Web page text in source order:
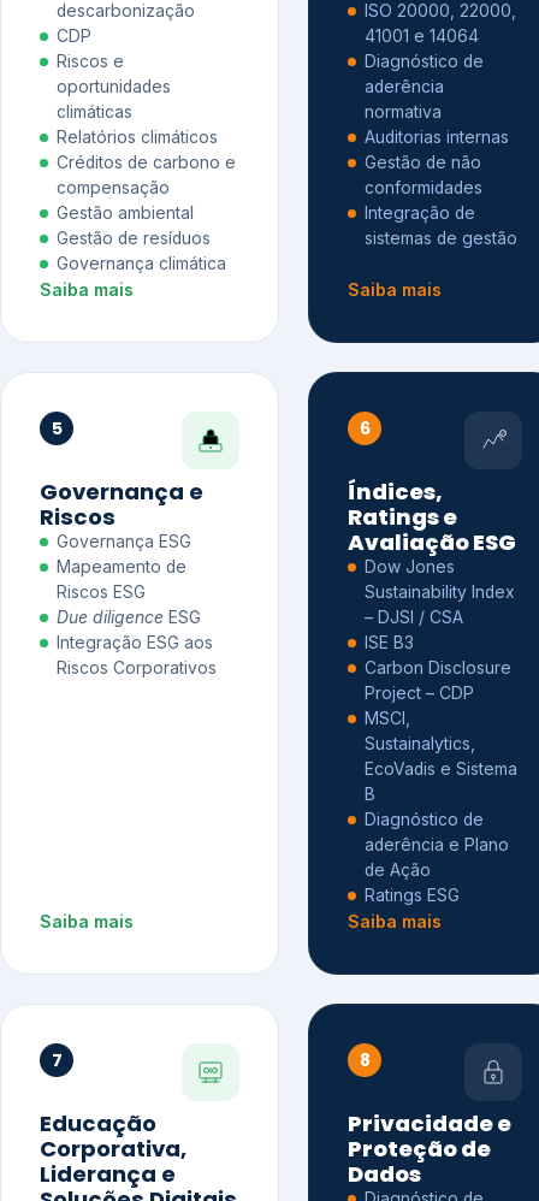
descarbonização
CDP
Riscos e
oportunidades
climáticas
Relatórios climáticos
Créditos de carbono e
compensação
Gestão ambiental
Gestão de resíduos
Governança climática
Saiba mais
ISO 20000, 22000,
41001 e 14064
Diagnóstico de
aderência
normativa
Auditorias internas
Gestão de não
conformidades
Integração de
sistemas de gestão
Saiba mais
5
Governança e
Riscos
Governança ESG
Mapeamento de
Riscos ESG
Due diligence ESG
Integração ESG aos
Riscos Corporativos
Saiba mais
6
Índices,
Ratings e
Avaliação ESG
Dow Jones
Sustainability Index
– DJSI / CSA
ISE B3
Carbon Disclosure
Project – CDP
MSCI,
Sustainalytics,
EcoVadis e Sistema
B
Diagnóstico de
aderência e Plano
de Ação
Ratings ESG
Saiba mais
7
Educação
Corporativa,
Liderança e
8
Privacidade e
Proteção de
Dados